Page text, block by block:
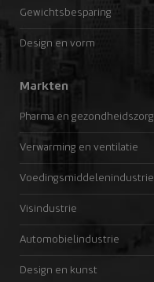
Gewichtsbesparing
Design en vorm
Markten
Pharma en gezondheidszorg
Verwarming en ventilatie
Voedingsmiddelenindustrie
Visindustrie
Automobielindustrie
Design en kunst